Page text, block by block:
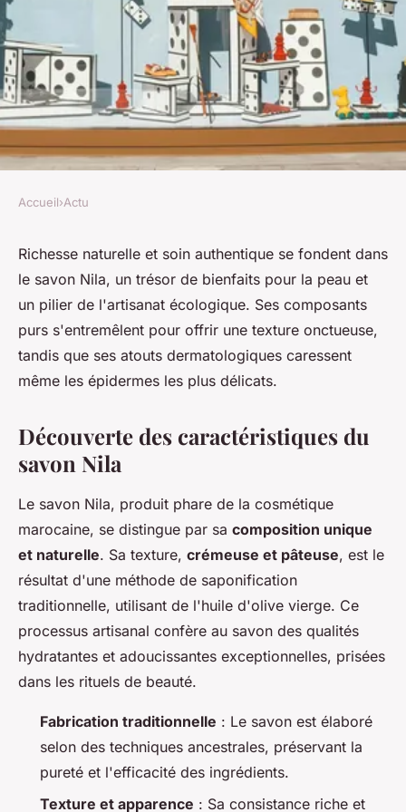
Les caractéristiques et les
bienfaits du savon Nila
Alice•9 février 2024• 2 min de lecture
Accueil›Actu
Richesse naturelle et soin authentique se fondent dans
le savon Nila, un trésor de bienfaits pour la peau et
un pilier de l'artisanat écologique. Ses composants
purs s'entremêlent pour offrir une texture onctueuse,
tandis que ses atouts dermatologiques caressent
même les épidermes les plus délicats.
Découverte des caractéristiques du
savon Nila
Le savon Nila, produit phare de la cosmétique
marocaine, se distingue par sa composition unique
et naturelle. Sa texture, crémeuse et pâteuse, est le
résultat d'une méthode de saponification
traditionnelle, utilisant de l'huile d'olive vierge. Ce
processus artisanal confère au savon des qualités
hydratantes et adoucissantes exceptionnelles, prisées
dans les rituels de beauté.
Fabrication traditionnelle : Le savon est élaboré
selon des techniques ancestrales, préservant la
pureté et l'efficacité des ingrédients.
Texture et apparence : Sa consistance riche et